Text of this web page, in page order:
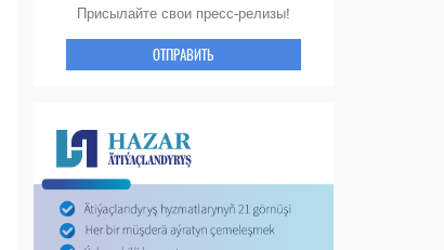
Присылайте свои пресс-релизы!
ОТПРАВИТЬ